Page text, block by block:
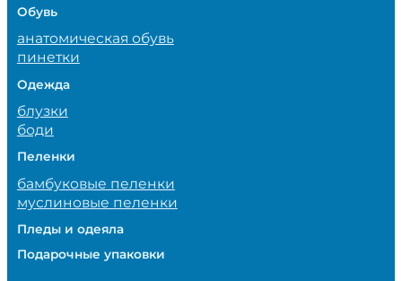
Обувь
анатомическая обувь
пинетки
Одежда
блузки
боди
Пеленки
бамбуковые пеленки
муслиновые пеленки
Пледы и одеяла
Подарочные упаковки